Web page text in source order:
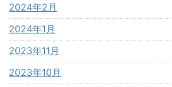
2024年2月
2024年1月
2023年11月
2023年10月